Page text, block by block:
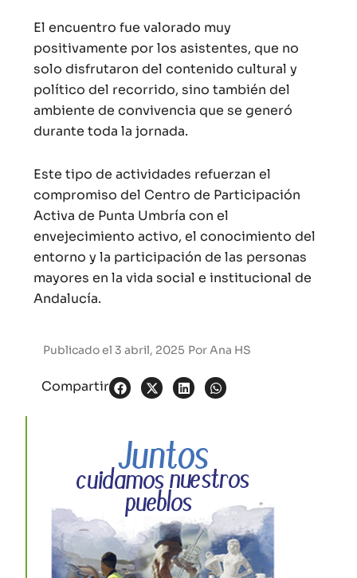
El encuentro fue valorado muy
positivamente por los asistentes, que no
solo disfrutaron del contenido cultural y
político del recorrido, sino también del
ambiente de convivencia que se generó
durante toda la jornada.
Este tipo de actividades refuerzan el
compromiso del Centro de Participación
Activa de Punta Umbría con el
envejecimiento activo, el conocimiento del
entorno y la participación de las personas
mayores en la vida social e institucional de
Andalucía.
Publicado el3 abril, 2025 PorAna HS
Compartir